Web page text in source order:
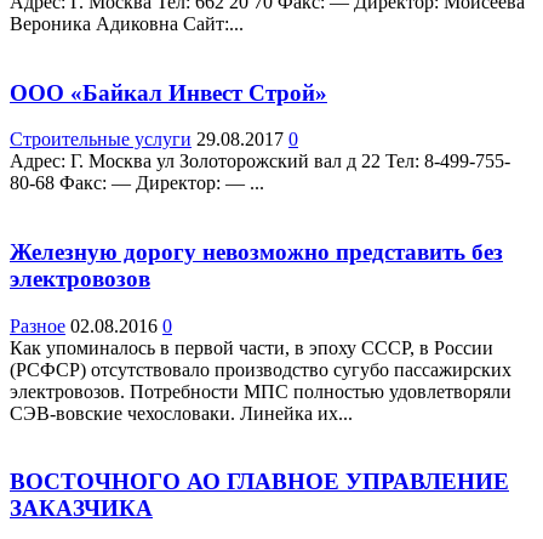
Вероника Адиковна Сайт:...
ООО «Байкал Инвест Строй»
Строительные услуги 29.08.2017 0
Адрес: Г. Москва ул Золоторожский вал д 22 Teл: 8-499-755-
80-68 Факс: — Директор: — ...
Железную дорогу невозможно представить без
электровозов
Разное 02.08.2016 0
Как упоминалось в первой части, в эпоху СССР, в России
(РСФСР) отсутствовало производство сугубо пассажирских
электровозов. Потребности МПС полностью удовлетворяли
СЭВ-вовские чехословаки. Линейка их...
ВОСТОЧНОГО АО ГЛАВНОЕ УПРАВЛЕНИЕ
ЗАКАЗЧИКА